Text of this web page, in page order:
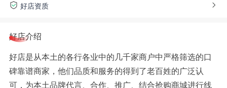
好店资质
好店介绍
好店是从本土的各行各业中的几千家商户中严格筛选的口
碑靠谱商家，他们品质和服务的得到了老百姓的广泛认
可，为本土品牌代言、合作、推广、结合抢购商城进行线